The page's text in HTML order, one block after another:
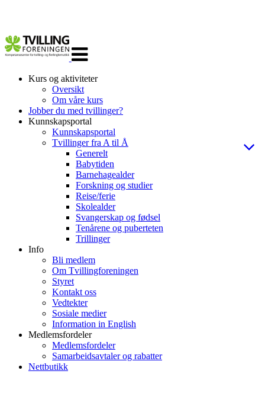
navigasjon
Kurs og aktiviteter
Oversikt
Om våre kurs
Jobber du med tvillinger?
Kunnskapsportal
Kunnskapsportal
Tvillinger fra A til Å
Generelt
Babytiden
Barnehagealder
Forskning og studier
Reise/ferie
Skolealder
Svangerskap og fødsel
Tenårene og puberteten
Trillinger
Info
Bli medlem
Om Tvillingforeningen
Styret
Kontakt oss
Vedtekter
Sosiale medier
Information in English
Medlemsfordeler
Medlemsfordeler
Samarbeidsavtaler og rabatter
Nettbutikk